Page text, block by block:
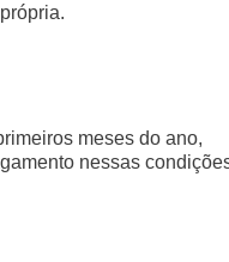
meses do ano,
nessas